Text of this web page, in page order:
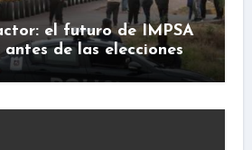
el futuro de IMPSA
de las elecciones